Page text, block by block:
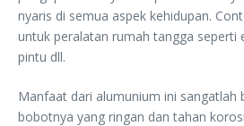
nyaris di semua aspek kehidupan.
untuk peralatan rumah tangga seperti
pintu dll.
Manfaat dari alumunium ini sangatlah
bobotnya yang ringan dan tahan